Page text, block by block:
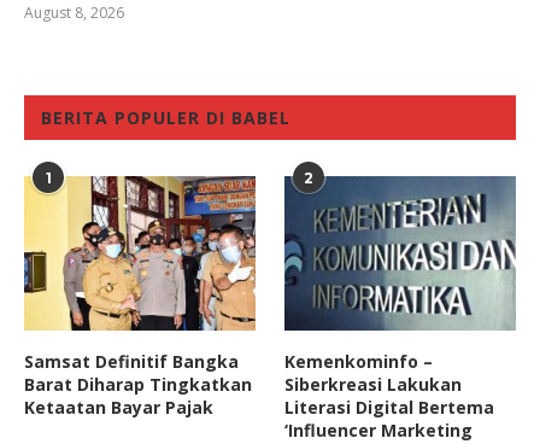
August 8, 2026
BERITA POPULER DI BABEL
1
Samsat Definitif Bangka
Barat Diharap Tingkatkan
Ketaatan Bayar Pajak
2
Kemenkominfo –
Siberkreasi Lakukan
Literasi Digital Bertema
‘Influencer Marketing